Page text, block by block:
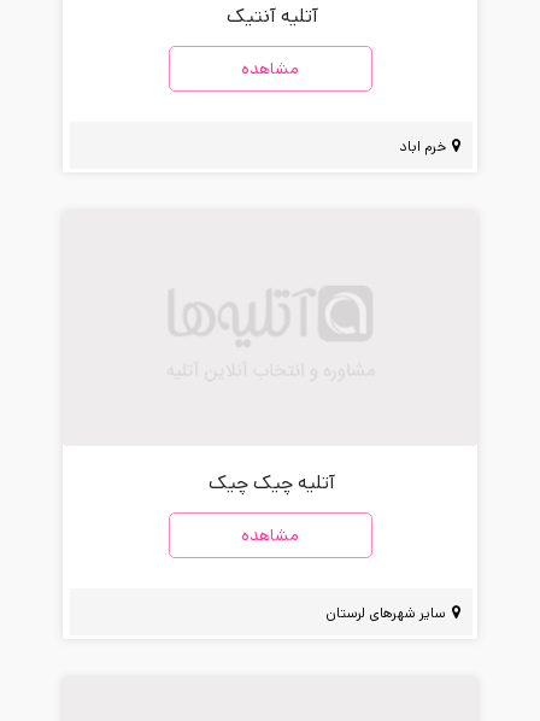
آتلیه آنتیک
مشاهده
خرم اباد
آتلیه چیک چیک
مشاهده
سایر شهرهای لرستان